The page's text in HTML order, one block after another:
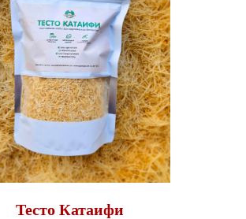
Тесто Катаифи